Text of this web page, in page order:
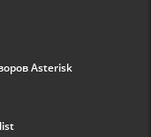
Asterisk